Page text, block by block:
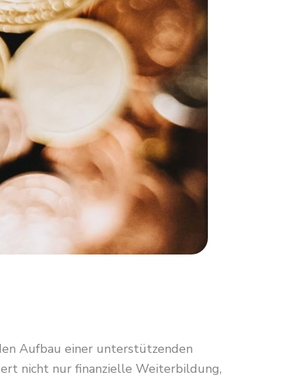
Aufbau einer unterstützenden
nicht nur finanzielle Weiterbildung,